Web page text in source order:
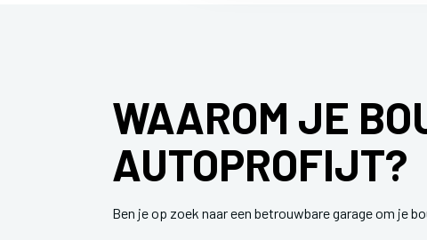
WAAROM JE
AUTOPROFIJT?
Ben je op zoek naar een betrouwbare garage om je